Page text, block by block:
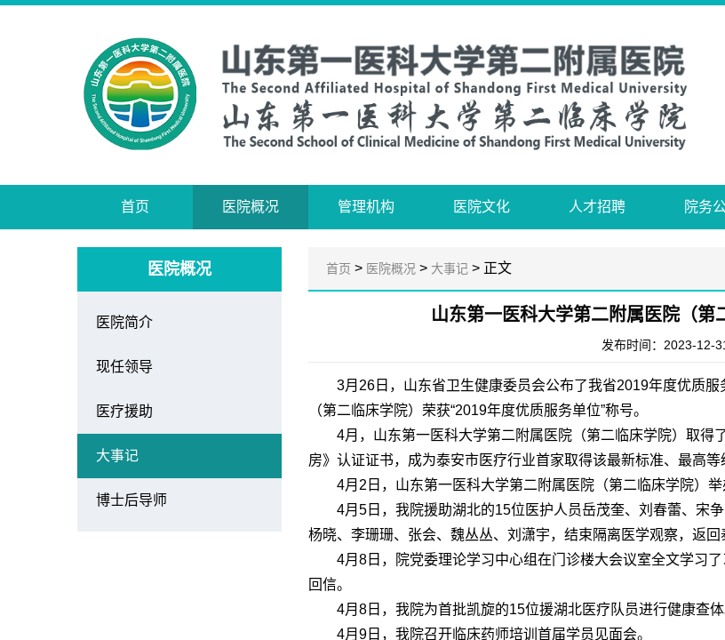
首页 医院概况 管理机构 医院文化 人才招聘 院务
医院概况
医院简介
现任领导
医疗援助
大事记
博士后导师
首页 > 医院概况 > 大事记 > 正文
山东第一医科大学第二附属医院（
发布时间：2023-12-
3月26日，山东省卫生健康委员会公布了我省2019年度优质
（第二临床学院） 荣获“2019年度优质服务单位”称号。
4月，山东第一医科大学第二附属医院 （第二临床学院） 取得
房》认证证书，成为泰安市医疗行业首家取得该最新标准、最高等
4月2日，山东第一医科大学第二附属医院 （第二临床学院） 举
4月5日，我院援助湖北的15位医护人员岳茂奎、刘春蕾、宋
杨晓、李珊珊、张会、魏丛丛、刘潇宇，结束隔离医学观察，返回
4月8日，院党委理论学习中心组在门诊楼大会议室全文学习
回信。
4月8日，我院为首批凯旋的15位援湖北医疗队员进行健康查体
4月9日，我院召开临床药师培训首届学员见面会。